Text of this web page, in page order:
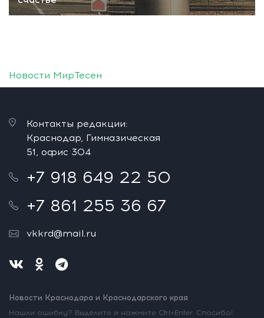
Новости МирТесен
Контакты редакции:
Краснодар, Гимназическая
51, офис 304
+7 918 649 22 50
+7 861 255 36 67
vkkrd@mail.ru
Новости Краснодара и Краснодарского края
Нашли ошибку? Выделите и нажмите Ctrl+Enter. Спасибо!